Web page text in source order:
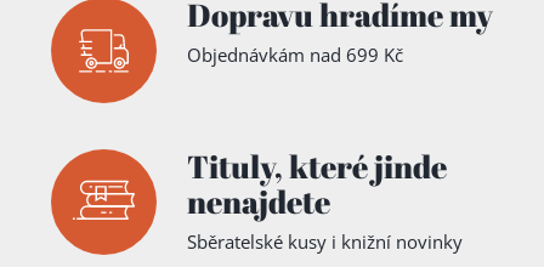
Dopravu hradíme my
Objednávkám nad 699 Kč
Tituly,které jinde
nenajdete
Sběratelské kusy i knižní novinky